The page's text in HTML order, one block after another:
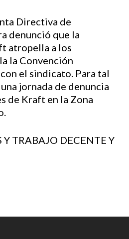
Directiva de
denunció que la
atropella a los
la Convención
el sindicato. Para tal
jornada de denuncia
de Kraft en la Zona
TRABAJO DECENTE Y